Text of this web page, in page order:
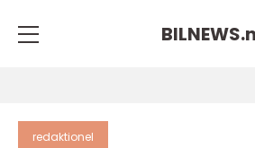
BILNEWS.
redaktionel